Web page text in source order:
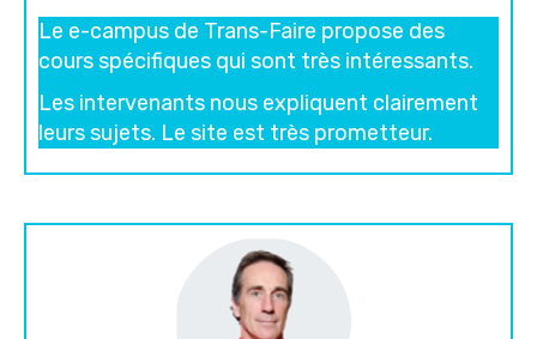
Le e-campus de Trans-Faire propose des
cours spécifiques qui sont très intéressants.
Les intervenants nous expliquent clairement
leurs sujets. Le site est très prometteur.